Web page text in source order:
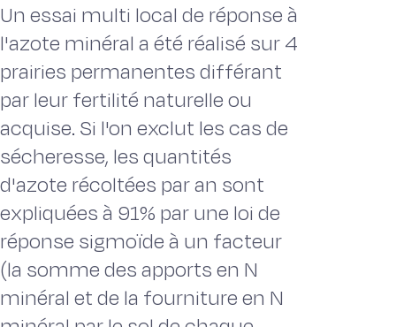
Un essai multi local de réponse à
l'azote minéral a été réalisé sur 4
prairies permanentes différant
par leur fertilité naturelle ou
acquise. Si l'on exclut les cas de
sécheresse, les quantités
d'azote récoltées par an sont
expliquées à 91% par une loi de
réponse sigmoïde à un facteur
(la somme des apports en N
minéral et de la fourniture en N